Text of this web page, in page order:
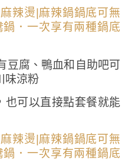
豆腐、鴨血和自助吧可
味涼粉
也可以直接點套餐就能